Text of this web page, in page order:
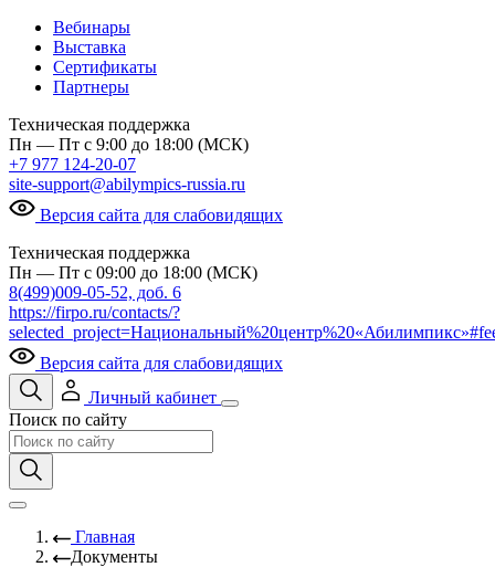
Вебинары
Выставка
Сертификаты
Партнеры
Техническая поддержка
Пн — Пт с 9:00 до 18:00 (МСК)
+7 977 124-20-07
site-support@abilympics-russia.ru
Версия сайта для слабовидящих
Техническая поддержка
Пн — Пт с 09:00 до 18:00 (МСК)
8(499)009-05-52, доб. 6
https://firpo.ru/contacts/?
Версия сайта для слабовидящих
Личный кабинет
Поиск по сайту
Главная
Документы